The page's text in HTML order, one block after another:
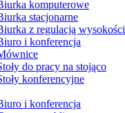
komputerowe
stacjonarne
z regulacją wysokości
i konferencja
do pracy na stojąco
konferencyjne
i konferencja